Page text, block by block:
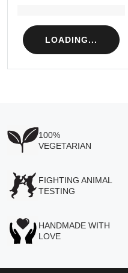
LOADING...
100%
VEGETARIAN
FIGHTING ANIMAL
TESTING
HANDMADE WITH
LOVE